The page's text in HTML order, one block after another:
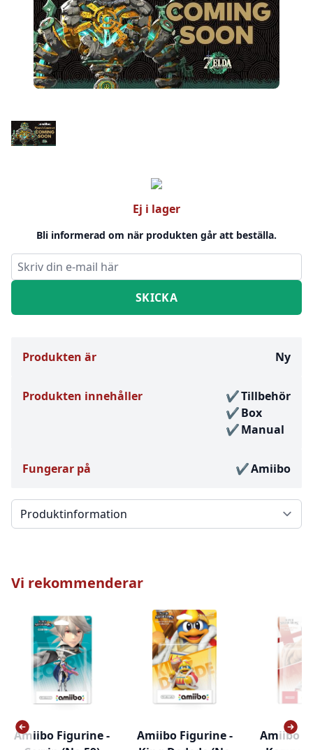
Ej i lager
Bli informerad om när produkten går att beställa.
Produkten är Ny
Produkten innehåller
Tillbehör
Box
Manual
Fungerar på Amiibo
Välj en flik
Vi rekommenderar
Amiibo Figurine -
Amiibo Figurine -
Amiibo